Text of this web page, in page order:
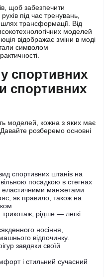
щоб забезпечити
під час тренувань,
трансформації. Від
моделей
відображає зміни в моді
символом
спортивних
спортивних
моделей, кожна з яких має
розберемо основні
спортивних штанів на
посадкою в стегнах
еластичними манжетами
як правило, також на
рідше — легкі
носіння,
відпочинку.
завдяки своїй
і стильний сучасний